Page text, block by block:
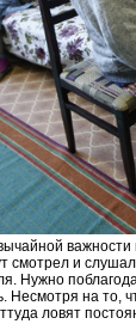
важности
смотрел и
Нужно
Несмотря на то,
ловят